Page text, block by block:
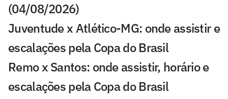
(04/08/2026)
Juventude x Atlético-MG: onde assistir e
escalações pela Copa do Brasil
Remo x Santos: onde assistir, horário e
escalações pela Copa do Brasil